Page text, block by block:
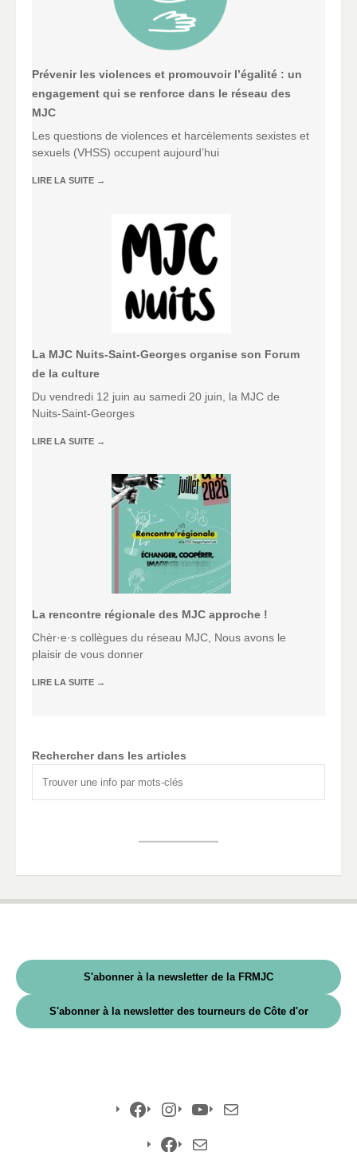
Prévenir les violences et promouvoir l’égalité : un
engagement qui se renforce dans le réseau des
MJC
Les questions de violences et harcèlements sexistes et
sexuels (VHSS) occupent aujourd’hui
LIRE LA SUITE →
La MJC Nuits-Saint-Georges organise son Forum
de la culture
Du vendredi 12 juin au samedi 20 juin, la MJC de
Nuits-Saint-Georges
LIRE LA SUITE →
La rencontre régionale des MJC approche !
Chèr·e·s collègues du réseau MJC, Nous avons le
plaisir de vous donner
LIRE LA SUITE →
Rechercher dans les articles
S'abonner à la newsletter de la FRMJC
S'abonner à la newsletter des tourneurs de Côte d'or